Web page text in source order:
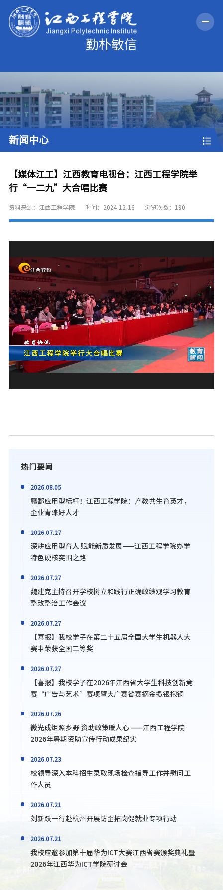
新闻中心
【媒体江工】江西教育电视台：江西工程学院举
行“一二九”大合唱比赛
资料来源：江西工程学院 时间：2024-12-16 浏览次数： 190
热门要闻
2026.08.05
赣鄱应用型标杆！江西工程学院：产教共生育英才，
企业青睐好人才
2026.07.27
深耕应用型育人 赋能新质发展——江西工程学院办学
特色硬核突围之路
2026.07.27
魏建克主持召开学校树立和践行正确政绩观学习教育
整改整治工作会议
2026.07.27
【喜报】我校学子在第二十五届全国大学生机器人大
赛中荣获全国二等奖
2026.07.27
【喜报】我校学子在2026年江西省大学生科技创新竞
赛“广告与艺术”赛项暨大广赛省赛摘金揽银抱铜
2026.07.26
微光成炬照乡野 资助政策暖人心 ——江西工程学院
2026年暑期资助宣传行动成果纪实
2026.07.23
校领导深入本科招生录取现场检查指导工作并慰问工
作人员
2026.07.21
刘新跃一行赴杭州开展访企拓岗促就业专项行动
2026.07.21
我校应邀参加第十届华为ICT大赛江西省赛颁奖典礼暨
2026年江西华为ICT学院研讨会